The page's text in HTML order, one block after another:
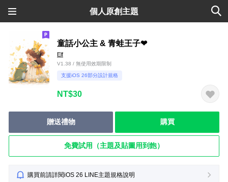
個人原創主題
童話小公主 & 青蛙王子❤
Elf
V1.38 / 無使用效期限制
支援iOS 26部分設計規格
NT$30
贈送禮物 購買
免費試用（主題及貼圖用到飽）
購買前請詳閱iOS 26 LINE主題規格說明